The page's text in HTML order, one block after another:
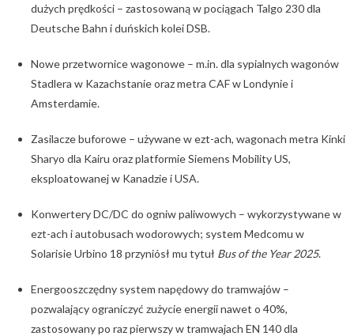
dużych prędkości – zastosowaną w pociągach Talgo 230 dla
Deutsche Bahn i duńskich kolei DSB.
Nowe przetwornice wagonowe – m.in. dla sypialnych wagonów
Stadlera w Kazachstanie oraz metra CAF w Londynie i
Amsterdamie.
Zasilacze buforowe – używane w ezt-ach, wagonach metra Kinki
Sharyo dla Kairu oraz platformie Siemens Mobility US,
eksploatowanej w Kanadzie i USA.
Konwertery DC/DC do ogniw paliwowych – wykorzystywane w
ezt-ach i autobusach wodorowych; system Medcomu w
Solarisie Urbino 18 przyniósł mu tytuł Bus of the Year 2025.
Energooszczędny system napędowy do tramwajów –
pozwalający ograniczyć zużycie energii nawet o 40%,
zastosowany po raz pierwszy w tramwajach EN 140 dla